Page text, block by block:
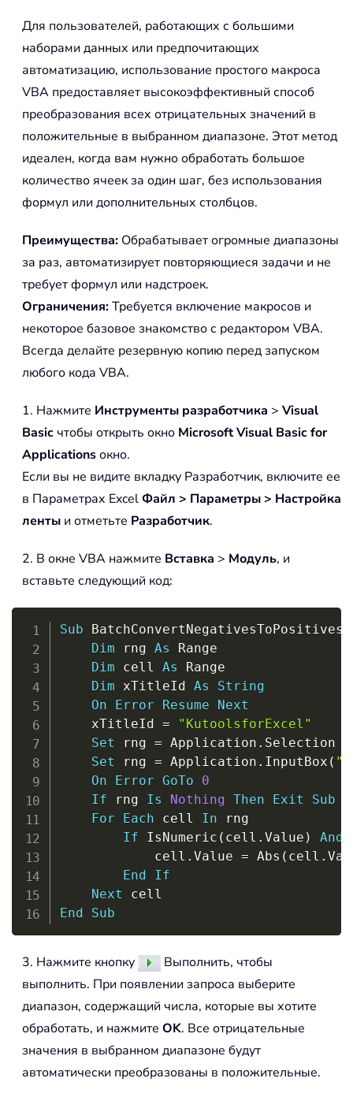
Для пользователей, работающих с большими
наборами данных или предпочитающих
автоматизацию, использование простого макроса
VBA предоставляет высокоэффективный способ
преобразования всех отрицательных значений в
положительные в выбранном диапазоне. Этот метод
идеален, когда вам нужно обработать большое
количество ячеек за один шаг, без использования
формул или дополнительных столбцов.
Преимущества: Обрабатывает огромные диапазоны
за раз, автоматизирует повторяющиеся задачи и не
требует формул или надстроек.
Ограничения:Требуется включение макросов и
некоторое базовое знакомство с редактором VBA.
Всегда делайте резервную копию перед запуском
любого кода VBA.
1. Нажмите Инструменты разработчика > Visual
Basic чтобы открыть окно Microsoft Visual Basic for
Applicationsокно.
Если вы не видите вкладку Разработчик, включите ее
в Параметрах ExcelФайл > Параметры > Настройка
ленты и отметьте Разработчик.
2. В окне VBA нажмите Вставка > Модуль, и
вставьте следующий код:
Sub BatchConvertNegativesToPositives
Dim rng As Range
Dim cell As Range
Dim xTitleId As
String
On
Error Resume
Next
    xTitleId
=
"KutoolsforExcel"
Set rng = Application . Selection
Set rng = Application . InputBox (
On
Error GoTo
0
If rng Is Nothing Then Exit
Sub
For
Each cell In rng
If IsNumeric ( cell . Value ) And
            cell
. Value = Abs ( cell .
End
If
Next
End
Sub
Copy
3. Нажмите кнопку
Выполнить, чтобы
выполнить. При появлении запроса выберите
диапазон, содержащий числа, которые вы хотите
обработать, и нажмите OK. Все отрицательные
значения в выбранном диапазоне будут
автоматически преобразованы в положительные.